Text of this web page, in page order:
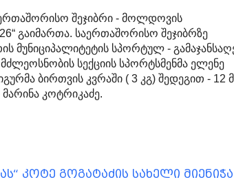
შეჯიბრი - მოლდოვის
გაიმართა. საერთაშორისო შეჯიბრზე
მუნიციპალიტეტის სპორტულ -
სექციის სპორტსმენმა ელენე
ბირთვის კვრაში ( 3 კგ) შედეგით - 12
კოტრიკაძე.
კოტე გოგატაძის სახელი მიენიჭა